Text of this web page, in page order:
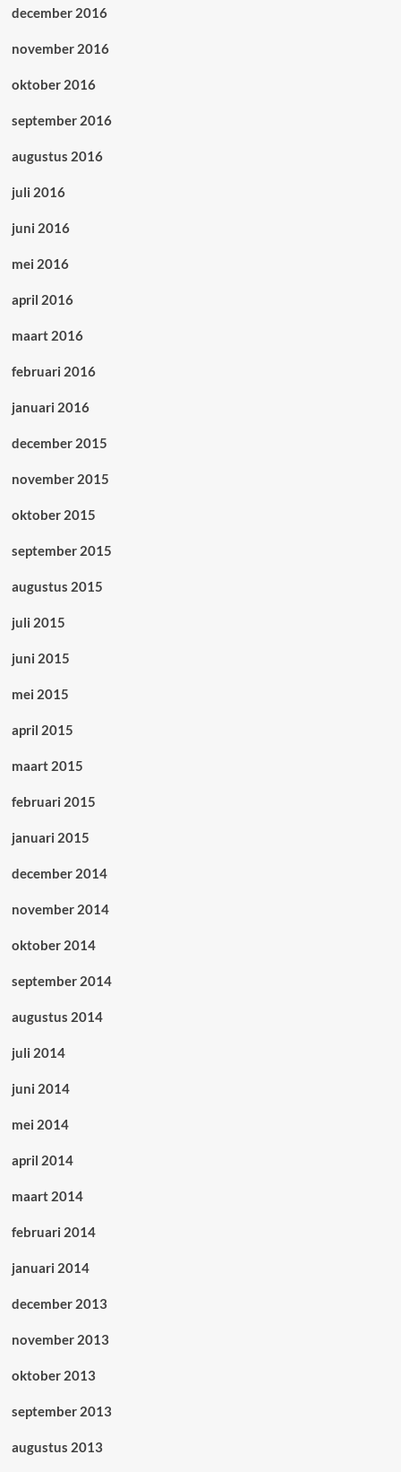
december 2016
november 2016
oktober 2016
september 2016
augustus 2016
juli 2016
juni 2016
mei 2016
april 2016
maart 2016
februari 2016
januari 2016
december 2015
november 2015
oktober 2015
september 2015
augustus 2015
juli 2015
juni 2015
mei 2015
april 2015
maart 2015
februari 2015
januari 2015
december 2014
november 2014
oktober 2014
september 2014
augustus 2014
juli 2014
juni 2014
mei 2014
april 2014
maart 2014
februari 2014
januari 2014
december 2013
november 2013
oktober 2013
september 2013
augustus 2013